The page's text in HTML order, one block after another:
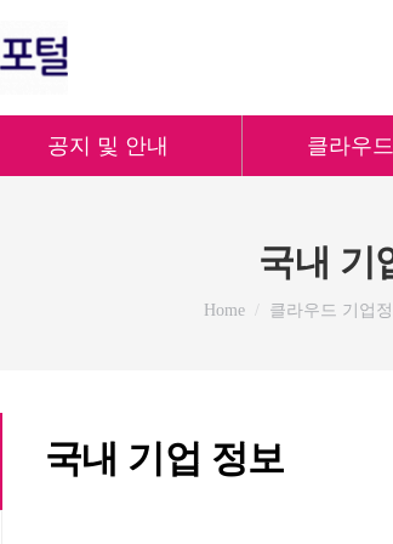
공지 및 안내 클라우
국내 기
You are here:
Home 클라우드 기업
국내 기업 정보